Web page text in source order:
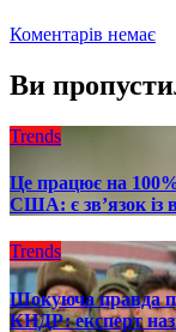
Коментарів немає
Ви
Trends
Це працює на
США: є зв’язок із
Trends
Шокуюча правда
КНДР: експерт